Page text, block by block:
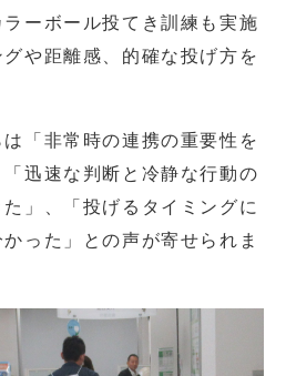
ーボール投てき訓練も実施
や距離感、的確な投げ方を
「非常時の連携の重要性を
迅速な判断と冷静な行動の
」、「投げるタイミングに
った」との声が寄せられま